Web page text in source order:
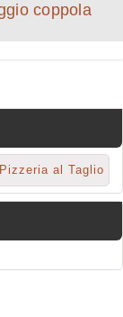
coppola
Pizzeria al Taglio